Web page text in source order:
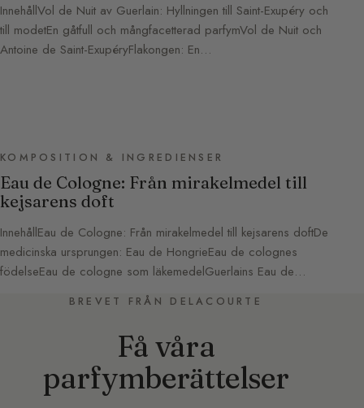
InnehållVol de Nuit av Guerlain: Hyllningen till Saint-Exupéry och
till modetEn gåtfull och mångfacetterad parfymVol de Nuit och
Antoine de Saint-ExupéryFlakongen: En…
KOMPOSITION & INGREDIENSER
Eau de Cologne: Från mirakelmedel till
kejsarens doft
InnehållEau de Cologne: Från mirakelmedel till kejsarens doftDe
medicinska ursprungen: Eau de HongrieEau de colognes
födelseEau de cologne som läkemedelGuerlains Eau de…
BREVET FRÅN DELACOURTE
Få våra
parfymberättelser